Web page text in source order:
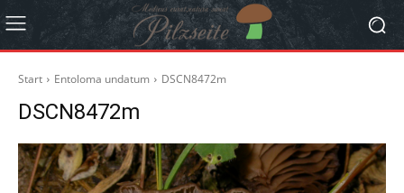
Start Entoloma undatum DSCN8472m
DSCN8472m